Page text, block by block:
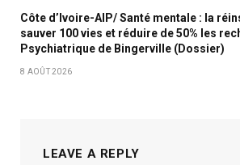
Côte d’Ivoire-AIP/ Santé mentale : la
sauver 100 vies et réduire de 50% les
Psychiatrique de Bingerville (Dossier)
8 AOÛT 2026
LEAVE A REPLY